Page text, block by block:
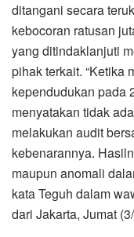
ditangani secara
kebocoran ratusan
yang ditindaklanjuti
pihak terkait. “Ketika
kependudukan pada
menyatakan tidak
melakukan audit
kebenarannya.
maupun anomali
kata Teguh dalam
dari Jakarta, Jumat